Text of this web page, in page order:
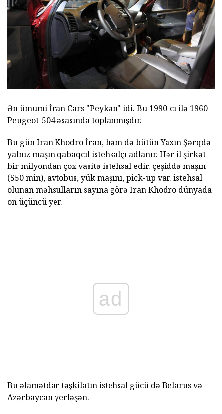
Ən ümumi İran Cars "Peykan" idi. Bu 1990-cı ilə 1960
Peugeot-504 əsasında toplanmışdır.
Bu gün Iran Khodro İran, həm də bütün Yaxın Şərqdə
yalnız maşın qabaqcıl istehsalçı adlanır. Hər il şirkət
bir milyondan çox vasitə istehsal edir. çeşiddə maşın
(550 min), avtobus, yük maşını, pick-up var. istehsal
olunan məhsulların sayına görə Iran Khodro dünyada
on üçüncü yer.
ad
Bu əlamətdar təşkilatın istehsal gücü də Belarus və
Azərbaycan yerləşən.